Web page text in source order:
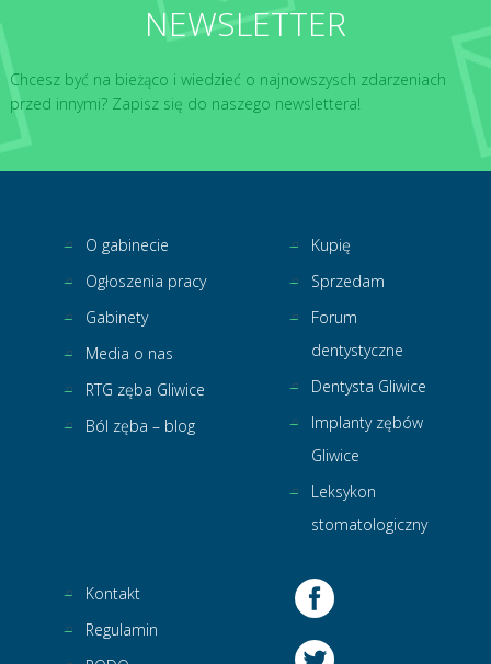
NEWSLETTER
Chcesz być na bieżąco i wiedzieć o najnowszysch zdarzeniach
przed innymi? Zapisz się do naszego newslettera!
O gabinecie
Ogłoszenia pracy
Gabinety
Media o nas
RTG zęba Gliwice
Ból zęba – blog
Kupię
Sprzedam
Forum
dentystyczne
Dentysta Gliwice
Implanty zębów
Gliwice
Leksykon
stomatologiczny
Kontakt
Regulamin